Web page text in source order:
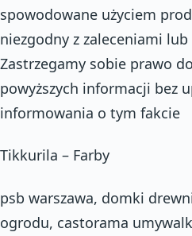
spowodowane użyciem
niezgodny z zaleceniami
Zastrzegamy sobie prawo
powyższych informacji bez
informowania o tym fakcie
Tikkurila – Farby
psb warszawa, domki
ogrodu, castorama